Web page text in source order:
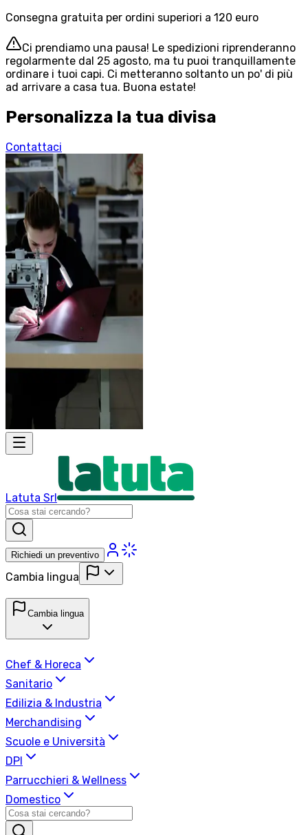
Consegna gratuita per ordini superiori a 120 euro
Ci prendiamo una pausa! Le spedizioni riprenderanno
regolarmente dal 25 agosto, ma tu puoi tranquillamente
ordinare i tuoi capi. Ci metteranno soltanto un po' di più
ad arrivare a casa tua. Buona estate!
Personalizza la tua divisa
Contattaci
Latuta Srl
Richiedi un preventivo
Cambia lingua
Cambia lingua
Chef & Horeca
Sanitario
Edilizia & Industria
Merchandising
Scuole e Università
DPI
Parrucchieri & Wellness
Domestico